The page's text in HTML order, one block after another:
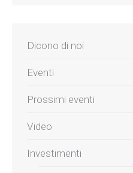
Dicono di noi
Eventi
Prossimi eventi
Video
Investimenti